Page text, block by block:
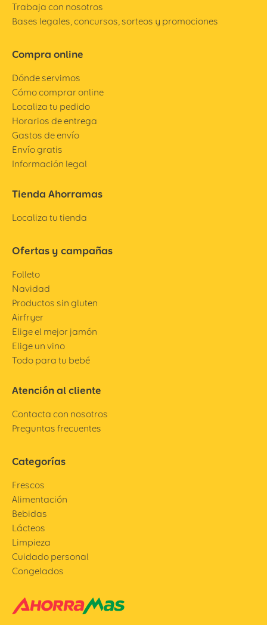
Trabaja con nosotros
Bases legales, concursos, sorteos y promociones
Compra online
Dónde servimos
Cómo comprar online
Localiza tu pedido
Horarios de entrega
Gastos de envío
Envío gratis
Información legal
Tienda Ahorramas
Localiza tu tienda
Ofertas y campañas
Folleto
Navidad
Productos sin gluten
Airfryer
Elige el mejor jamón
Elige un vino
Todo para tu bebé
Atención al cliente
Contacta con nosotros
Preguntas frecuentes
Categorías
Frescos
Alimentación
Bebidas
Lácteos
Limpieza
Cuidado personal
Congelados